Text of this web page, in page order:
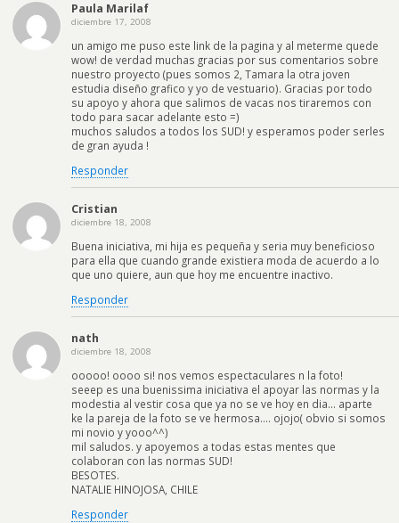
Paula Marilaf
diciembre 17, 2008
un amigo me puso este link de la pagina y al meterme quede
wow! de verdad muchas gracias por sus comentarios sobre
nuestro proyecto (pues somos 2, Tamara la otra joven
estudia diseño grafico y yo de vestuario). Gracias por todo
su apoyo y ahora que salimos de vacas nos tiraremos con
todo para sacar adelante esto =)
muchos saludos a todos los SUD! y esperamos poder serles
de gran ayuda !
Responder
Cristian
diciembre 18, 2008
Buena iniciativa, mi hija es pequeña y seria muy beneficioso
para ella que cuando grande existiera moda de acuerdo a lo
que uno quiere, aun que hoy me encuentre inactivo.
Responder
nath
diciembre 18, 2008
ooooo! oooo si! nos vemos espectaculares n la foto!
seeep es una buenissima iniciativa el apoyar las normas y la
modestia al vestir cosa que ya no se ve hoy en dia… aparte
ke la pareja de la foto se ve hermosa…. ojojo( obvio si somos
mi novio y yooo^^)
mil saludos. y apoyemos a todas estas mentes que
colaboran con las normas SUD!
BESOTES.
NATALIE HINOJOSA, CHILE
Responder